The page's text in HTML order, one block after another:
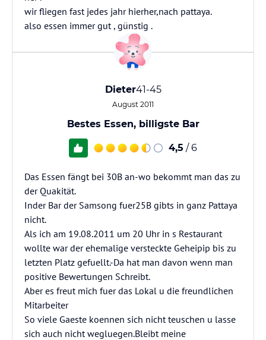
wir fliegen fast jedes jahr hierher,nach pattaya.
also essen immer gut , günstig .
Dieter41-45
August 2011
Bestes Essen, billigste Bar
4,5 / 6
Das Essen fängt bei 30B an-wo bekommt man das zu
der Quakität.
Inder Bar der Samsong fuer25B gibts in ganz Pattaya
nicht.
Als ich am 19.08.2011 um 20 Uhr in s Restaurant
wollte war der ehemalige versteckte Geheipip bis zu
letzten Platz gefuellt.-Da hat man davon wenn man
positive Bewertungen Schreibt.
Aber es freut mich fuer das Lokal u die freundlichen
Mitarbeiter
So viele Gaeste koennen sich nicht teuschen u lasse
sich auch nicht wegluegen.Bleibt meine